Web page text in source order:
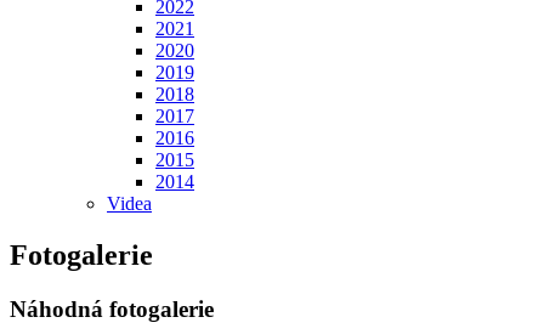
2022
2021
2020
2019
2018
2017
2016
2015
2014
Videa
Fotogalerie
Náhodná fotogalerie